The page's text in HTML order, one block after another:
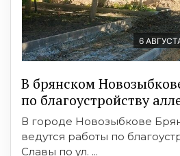
6
В брянском
по благоустройству
В городе Новозыбкове
ведутся работы по
Славы по ул. ...